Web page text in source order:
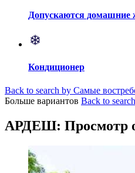
Допускаются домашние
Кондиционер
Back to search by Самые
Больше вариантов Back to
АРДЕШ: Просмотр